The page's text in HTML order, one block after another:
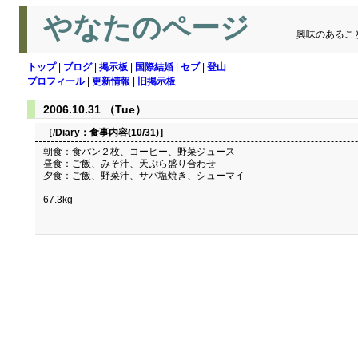
やなたのページ 興味のあるこ
トップ| ブログ| 掲示板 国際結婚 セブ| 登山
プロフィール| 更新情報 旧掲示板
2006.10.31 （Tue）
［/Diary： 食事内容(10/31)］
朝食：食パン２枚、コーヒー、野菜ジュース
昼食：ご飯、みそ汁、天ぷら盛り合わせ
夕食：ご飯、野菜汁、サバ塩焼き、シューマイ
67.3kg